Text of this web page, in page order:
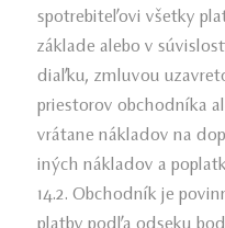
spotrebiteľovi všetky
základe alebo v
diaľku, zmluvou
priestorov obchodníka
vrátane nákladov na
iných nákladov a
14.2. Obchodník je